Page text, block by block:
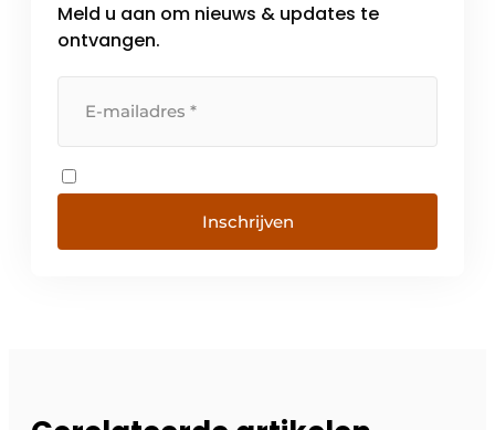
Meld u aan om nieuws & updates te
ontvangen.
Inschrijven